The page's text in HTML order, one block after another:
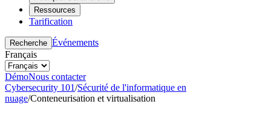
Ressources
Tarification
Recherche Événements
Français
DémoNous contacter
Cybersecurity 101/Sécurité de l'informatique en
nuage/Conteneurisation et virtualisation